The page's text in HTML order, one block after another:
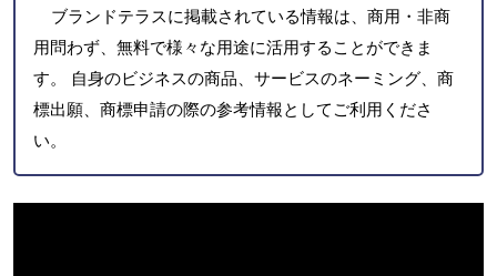
ブランドテラスに掲載されている情報は、商用・非商
用問わず、無料で様々な用途に活用することができま
す。 自身のビジネスの商品、サービスのネーミング、商
標出願、商標申請の際の参考情報としてご利用くださ
い。